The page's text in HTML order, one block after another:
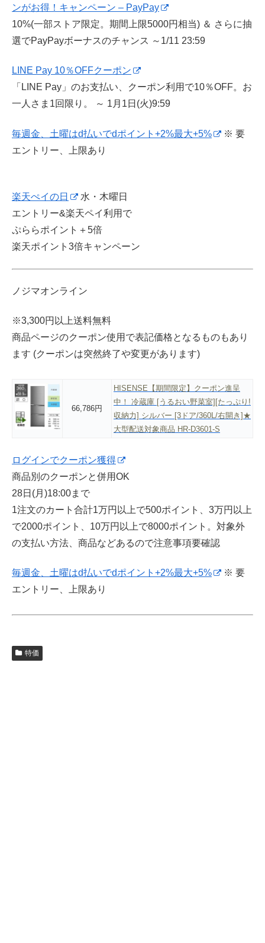
ンがお得！キャンペーン – PayPay
10%(一部ストア限定。期間上限5000円相当) ＆ さらに抽
選でPayPayボーナスのチャンス ～1/11 23:59
LINE Pay 10％OFFクーポン
「LINE Pay」のお支払い、クーポン利用で10％OFF。お
一人さま1回限り。 ～ 1月1日(火)9:59
毎週金、土曜はd払いでdポイント+2%最大+5%
※ 要
エントリー、上限あり
楽天ぺイの日
水・木曜日
エントリー&楽天ペイ利用で
ぷららポイント＋5倍
楽天ポイント3倍キャンペーン
ノジマオンライン
※3,300円以上送料無料
商品ページのクーポン使用で表記価格となるものもあり
ます (クーポンは突然終了や変更があります)
66,786円
HISENSE【期間限定】クーポン進呈
中！ 冷蔵庫 [うるおい野菜室][たっぷり!
収納力] シルバー [3ドア/360L/右開き]★
大型配送対象商品 HR-D3601-S
ログインでクーポン獲得
商品別のクーポンと併用OK
28日(月)18:00まで
1注文のカート合計1万円以上で500ポイント、3万円以上
で2000ポイント、10万円以上で8000ポイント。対象外
の支払い方法、商品などあるので注意事項要確認
毎週金、土曜はd払いでdポイント+2%最大+5%
※ 要
エントリー、上限あり
特価